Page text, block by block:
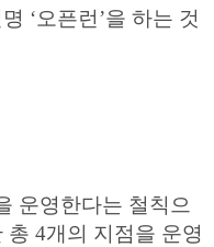
‘오픈런’을 하는 것
운영한다는 철칙으
4개의 지점을 운영